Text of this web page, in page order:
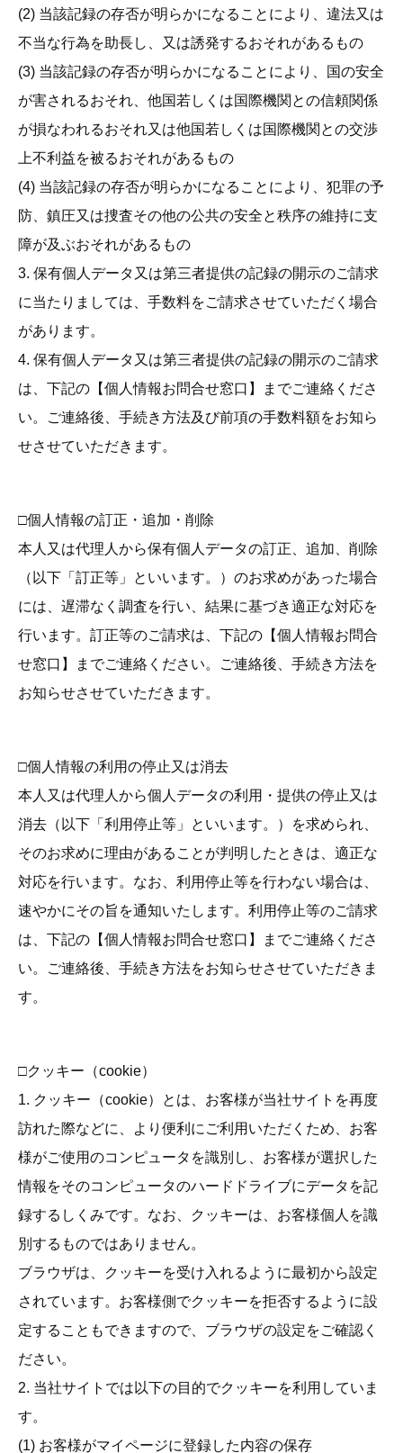
(2) 当該記録の存否が明らかになることにより、違法又は
不当な行為を助長し、又は誘発するおそれがあるもの
(3) 当該記録の存否が明らかになることにより、国の安全
が害されるおそれ、他国若しくは国際機関との信頼関係
が損なわれるおそれ又は他国若しくは国際機関との交渉
上不利益を被るおそれがあるもの
(4) 当該記録の存否が明らかになることにより、犯罪の予
防、鎮圧又は捜査その他の公共の安全と秩序の維持に支
障が及ぶおそれがあるもの
3. 保有個人データ又は第三者提供の記録の開示のご請求
に当たりましては、手数料をご請求させていただく場合
があります。
4. 保有個人データ又は第三者提供の記録の開示のご請求
は、下記の【個人情報お問合せ窓口】までご連絡くださ
い。ご連絡後、手続き方法及び前項の手数料額をお知ら
せさせていただきます。
□個人情報の訂正・追加・削除
本人又は代理人から保有個人データの訂正、追加、削除
（以下「訂正等」といいます。）のお求めがあった場合
には、遅滞なく調査を行い、結果に基づき適正な対応を
行います。訂正等のご請求は、下記の【個人情報お問合
せ窓口】までご連絡ください。ご連絡後、手続き方法を
お知らせさせていただきます。
□個人情報の利用の停止又は消去
本人又は代理人から個人データの利用・提供の停止又は
消去（以下「利用停止等」といいます。）を求められ、
そのお求めに理由があることが判明したときは、適正な
対応を行います。なお、利用停止等を行わない場合は、
速やかにその旨を通知いたします。利用停止等のご請求
は、下記の【個人情報お問合せ窓口】までご連絡くださ
い。ご連絡後、手続き方法をお知らせさせていただきま
す。
□クッキー（cookie）
1. クッキー（cookie）とは、お客様が当社サイトを再度
訪れた際などに、より便利にご利用いただくため、お客
様がご使用のコンピュータを識別し、お客様が選択した
情報をそのコンピュータのハードドライブにデータを記
録するしくみです。なお、クッキーは、お客様個人を識
別するものではありません。
ブラウザは、クッキーを受け入れるように最初から設定
されています。お客様側でクッキーを拒否するように設
定することもできますので、ブラウザの設定をご確認く
ださい。
2. 当社サイトでは以下の目的でクッキーを利用していま
す。
(1) お客様がマイページに登録した内容の保存